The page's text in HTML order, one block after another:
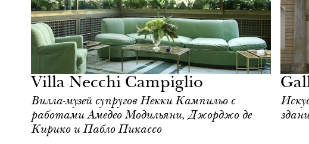
Villa Necchi Campiglio
Вилла-музей супругов Некки Кампильо с
работами Амедео Модильяни, Джорджо де
Кирико и Пабло Пикассо
Культура
Милан